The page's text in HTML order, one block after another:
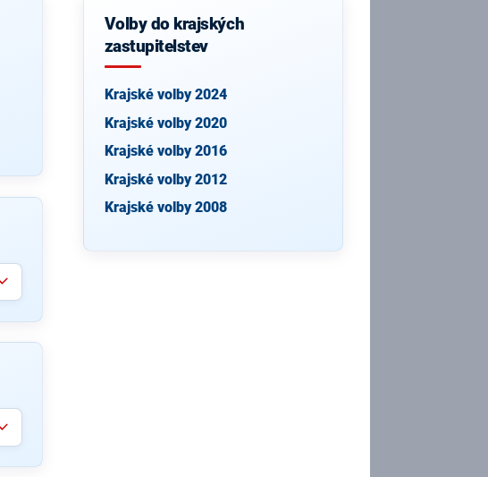
Volby do krajských
zastupitelstev
Krajské volby 2024
Krajské volby 2020
Krajské volby 2016
Krajské volby 2012
Krajské volby 2008